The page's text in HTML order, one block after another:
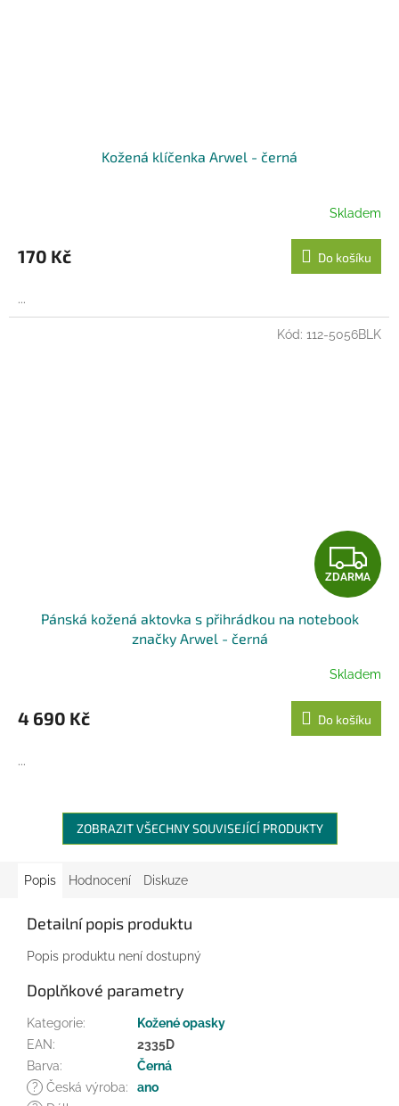
Kožená klíčenka Arwel - černá
Skladem
170 Kč Do košíku
...
Z
D
R
M
A
ZDARMA
Pánská kožená aktovka s přihrádkou na notebook
značky Arwel - černá
Skladem
4 690 Kč Do košíku
...
Kód: 112-5056BLK
ZOBRAZIT VŠECHNY SOUVISEJÍCÍ PRODUKTY
Popis Hodnocení Diskuze
Detailní popis produktu
Popis produktu není dostupný
Doplňkové parametry
Kategorie:
Kožené opasky
EAN:
2335D
Barva:
Černá
?
Česká výroba:
ano